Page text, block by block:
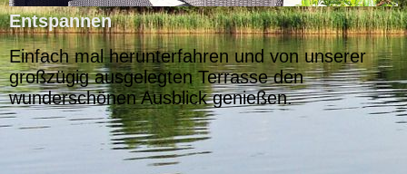
Entspannen
Einfach mal herunterfahren und von unserer
großzügig ausgelegten Terrasse den
wunderschönen Ausblick genießen.